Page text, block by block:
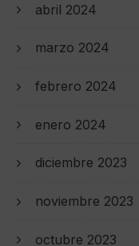
abril 2024
marzo 2024
febrero 2024
enero 2024
diciembre 2023
noviembre 2023
octubre 2023